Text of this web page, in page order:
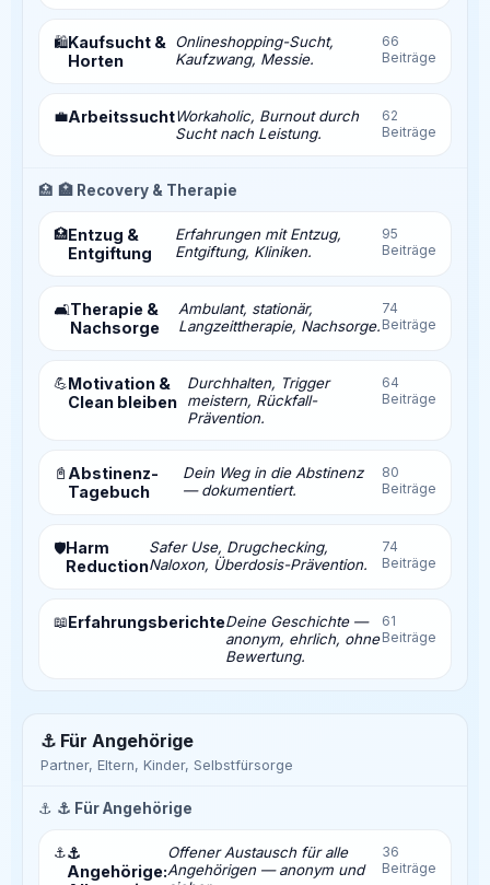
🛍️Kaufsucht &
Horten
Onlineshopping-Sucht,
Kaufzwang, Messie.
66
Beiträge
💼ArbeitssuchtWorkaholic, Burnout durch
Sucht nach Leistung.
62
Beiträge
🏥 🏥 Recovery & Therapie
🏥Entzug &
Entgiftung
Erfahrungen mit Entzug,
Entgiftung, Kliniken.
95
Beiträge
🛋️Therapie &
Nachsorge
Ambulant, stationär,
Langzeittherapie, Nachsorge.
74
Beiträge
💪Motivation &
Clean bleiben
Durchhalten, Trigger
meistern, Rückfall-
Prävention.
64
Beiträge
📓 Abstinenz-
Tagebuch
Dein Weg in die Abstinenz
— dokumentiert.
80
Beiträge
🛡️Harm
Reduction
Safer Use, Drugchecking,
Naloxon, Überdosis-Prävention.
74
Beiträge
📖ErfahrungsberichteDeine Geschichte —
anonym, ehrlich, ohne
Bewertung.
61
Beiträge
⚓ Für Angehörige
Partner, Eltern, Kinder, Selbstfürsorge
⚓ ⚓ Für Angehörige
⚓⚓
Angehörige:
Offener Austausch für alle
Angehörigen — anonym und
36
Beiträge